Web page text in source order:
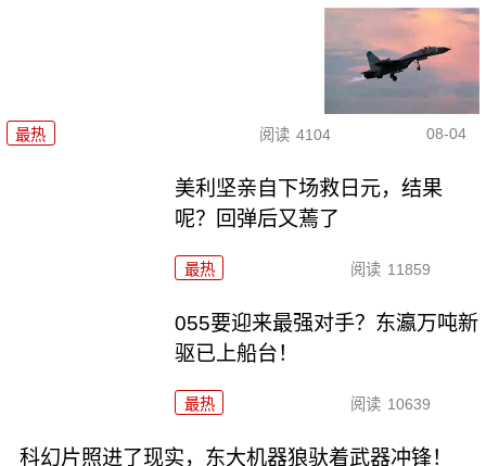
最热 阅读 4104 08-04
美利坚亲自下场救日元，结果
呢？回弹后又蔫了
最热 阅读 11859
055要迎来最强对手？东瀛万吨新
驱已上船台！
最热 阅读 10639
科幻片照进了现实，东大机器狼驮着武器冲锋！